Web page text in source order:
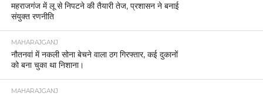
महराजगंज में लू से निपटने की तैयारी तेज, प्रशासन ने बनाई
संयुक्त रणनीति
MAHARAJGANJ
नौतनवां में नकली सोना बेचने वाला ठग गिरफ्तार, कई दुकानों
को बना चुका था निशाना।
MAHARAJGANJ